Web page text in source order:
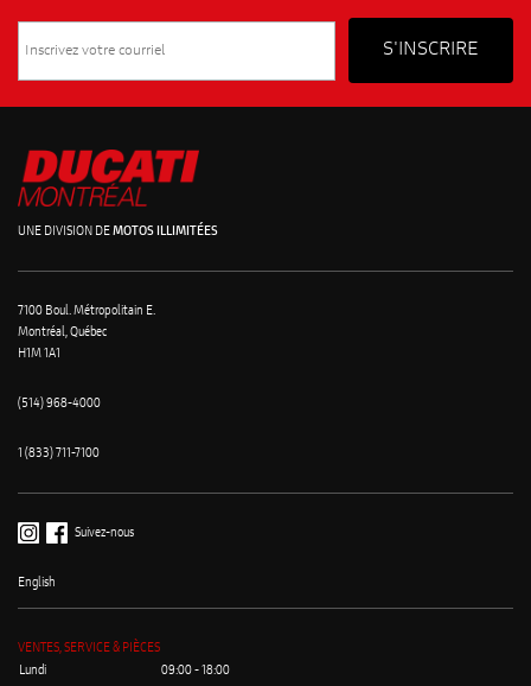
UNE DIVISION DEMOTOS ILLIMITÉES
7100 Boul. Métropolitain E.
Montréal, Québec
H1M 1A1
(514) 968-4000
1 (833) 711-7100
Suivez-nous
English
VENTES, SERVICE & PIÈCES
Lundi
09:00 - 18:00